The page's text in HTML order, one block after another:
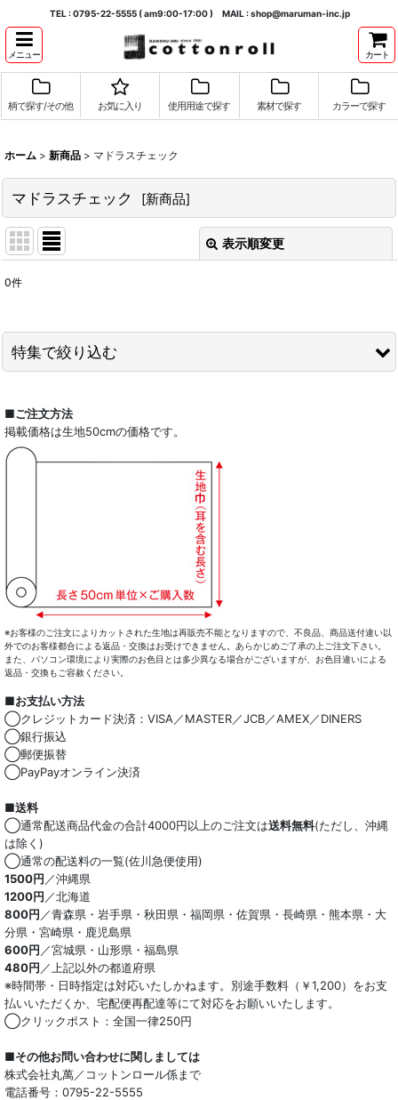
TEL : 0795-22-5555 ( am9:00-17:00 ) MAIL : shop@maruman-inc.jp
メニュー カート
柄で探す/その他 お気に入り 使用用途で探す 素材で探す カラーで探す
ホーム > 新商品 > マドラスチェック
マドラスチェック [新商品]
表示順変更
並び順 :
0件
特集で絞り込む
ドレスシャツ
コート・ボトム・バッグ
マスク
小物類
綿100％
麻混
ストレッチ
オーガニック
和紙混生地
ポリエステル混
テンセル混
キュプラ/レーヨン混
シルク混
ウール混
トリアセテート混
■ご注文方法
掲載価格は生地50cmの価格です。
※お客様のご注文によりカットされた生地は再販売不能となりますので、不良品、商品送付違い以
外でのお客様都合による返品・交換はお受けできません。あらかじめご了承の上ご注文下さい。
また、パソコン環境により実際のお色目とは多少異なる場合がございますが、お色目違いによる
返品・交換もご容赦ください。
■お支払い方法
◯クレジットカード決済：VISA／MASTER／JCB／AMEX／DINERS
◯銀行振込
◯郵便振替
◯PayPayオンライン決済
■送料
◯通常配送商品代金の合計4000円以上のご注文は送料無料(ただし、沖縄
は除く)
◯通常の配送料の一覧(佐川急便使用)
1500円 ／沖縄県
1200円 ／北海道
800円 ／青森県・岩手県・秋田県・福岡県・佐賀県・長崎県・熊本県・大
分県・宮崎県・鹿児島県
600円 ／宮城県・山形県・福島県
480円 ／上記以外の都道府県
※時間帯・日時指定は対応いたしかねます。別途手数料（￥1,200）をお支
払いいただくか、宅配便再配達等にて対応をお願いいたします。
◯クリックポスト：全国一律250円
■その他お問い合わせに関しましては
株式会社丸萬／コットンロール係まで
電話番号：0795-22-5555